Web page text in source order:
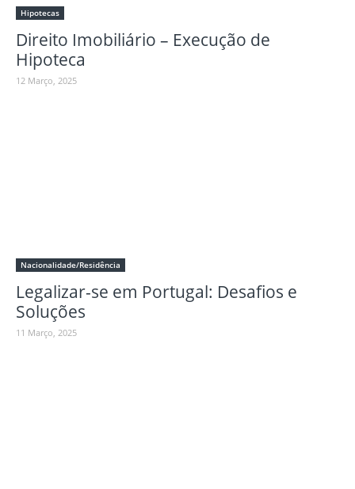
Hipotecas
Direito Imobiliário – Execução de
Hipoteca
12 Março, 2025
Nacionalidade/Residência
Legalizar-se em Portugal: Desafios e
Soluções
11 Março, 2025